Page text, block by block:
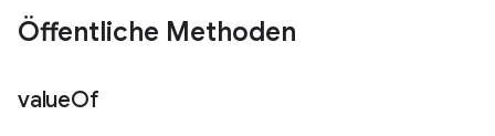
Öffentliche Methoden
valueOf